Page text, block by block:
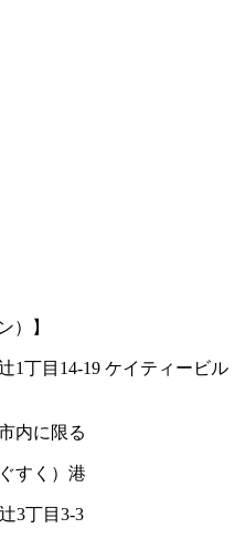
）】
1丁目14-19 ケイティービル
内に限る
すく）港
3丁目3‐3